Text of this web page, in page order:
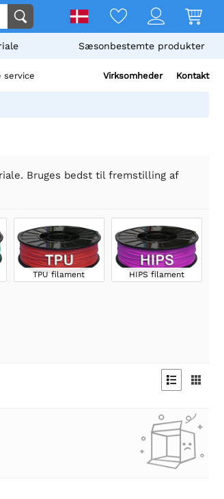
Sæsonbestemte produkter
service Virksomheder Kontakt
Bruges bedst til fremstilling af
TPU filament HIPS filament
 